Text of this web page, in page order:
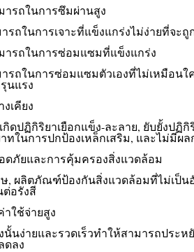
ารถในการซึมผ่านสูง
รถในการเจาะที่แข็งแกร่งไม่ง่ายที่จะถู
ารถในการซ่อมแซมที่แข็งแกร่ง
รถในการซ่อมแซมตัวเองที่ไม่เหมือน
นแรง
เคียง
กิดปฏิกิริยาเยือกแข็ง-ละลาย, ยับยั้งปฏิ
ทในการปกป้องเหล็กเสริม, และไม่มีผ
ดภัยและการคุ้มครองสิ่งแวดล้อม
, ผลิตภัณฑ์ป้องกันสิ่งแวดล้อมที่ไม่เป็
ต่อรังสี
าใช้จ่ายสูง
นั้นง่ายและรวดเร็วทำให้สามารถประ
ดลง